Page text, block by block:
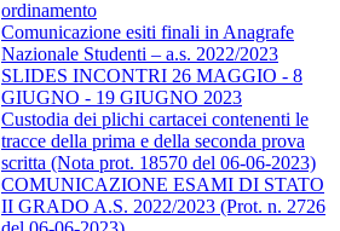
ordinamento
Comunicazione esiti finali in Anagrafe
Nazionale Studenti – a.s. 2022/2023
SLIDES INCONTRI 26 MAGGIO - 8
GIUGNO - 19 GIUGNO 2023
Custodia dei plichi cartacei contenenti le
tracce della prima e della seconda prova
scritta (Nota prot. 18570 del 06-06-2023)
COMUNICAZIONE ESAMI DI STATO
II GRADO A.S. 2022/2023 (Prot. n. 2726